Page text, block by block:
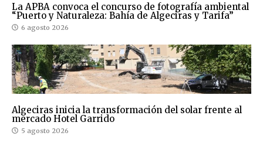
La APBA convoca el concurso de fotografía ambiental
“Puerto y Naturaleza: Bahía de Algeciras y Tarifa”
6 agosto 2026
Algeciras inicia la transformación del solar frente al
mercado Hotel Garrido
5 agosto 2026